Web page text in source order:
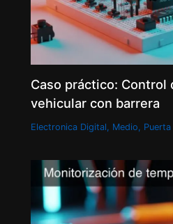
Caso práctico: Control
vehicular con barrera
Electronica Digital, Medio,